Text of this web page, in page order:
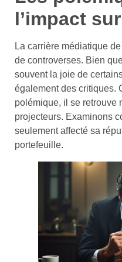
l’impact
La carrière médiatique
de controverses. Bien
souvent la joie de
également des critiques.
polémique, il se retrouve
projecteurs. Examinons
seulement affecté sa
portefeuille.